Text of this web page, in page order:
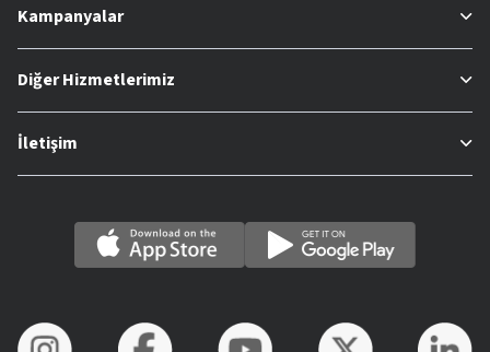
Kampanyalar
Diğer Hizmetlerimiz
İletişim